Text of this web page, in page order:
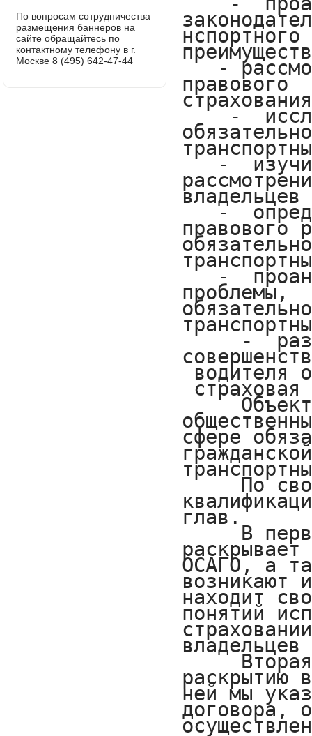
По вопросам сотрудничества
размещения баннеров на
сайте обращайтесь по
контактному телефону в г.
Москве 8 (495) 642-47-44